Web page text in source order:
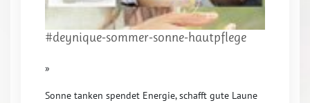
#deynique-sommer-sonne-hautpflege
»
Sonne tanken spendet Energie, schafft gute Laune